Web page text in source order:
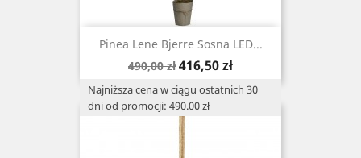
Pinea Lene Bjerre Sosna LED...
Cena
490,00 zł Cena
416,50 zł
Najniższa cena w ciągu ostatnich 30
dni od promocji: 490.00 zł